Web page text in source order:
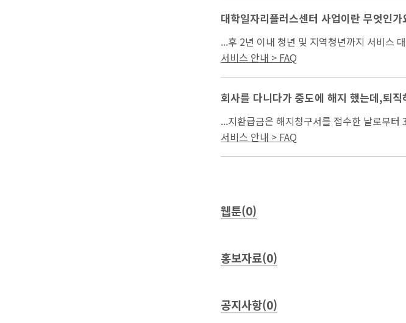
대학일자리플러스센터 사업이란 무엇인가
...후 2년 이내 청년 및 지역청년까지 서비스
문상담을 통합지원하는 청년특화 원스톱 고용
서비스 안내 > FAQ
회사를 다니다가 중도에 해지 했는데,퇴
...지환급금은 해지청구서를 접수한 날로부
서류의 보완(해지 증빙서류)이 필요하거나, 정
서비스 안내 > FAQ
웹툰(0)
홍보자료(0)
공지사항(0)